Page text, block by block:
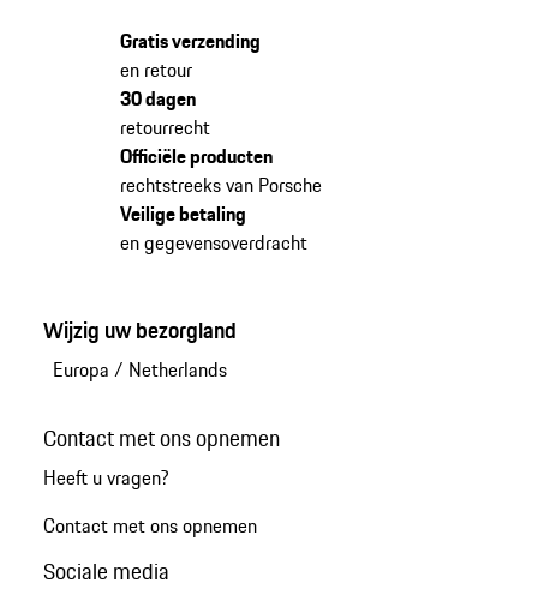
Gratis verzending
en retour
30 dagen
retourrecht
Officiële producten
rechtstreeks van Porsche
Veilige betaling
en gegevensoverdracht
Wijzig uw bezorgland
Europa / Netherlands
Contact met ons opnemen
Heeft u vragen?
Contact met ons opnemen
Sociale media